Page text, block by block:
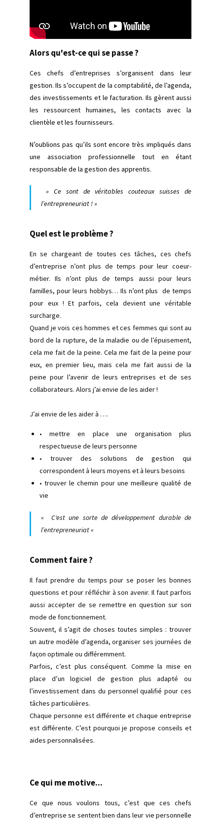
Alors qu'est-ce qui se passe ?
Ces chefs d’entreprises s’organisent dans leur
gestion. Ils s’occupent de la comptabilité, de l’agenda,
des investissements et le facturation. Ils gèrent aussi
les ressourcent humaines, les contacts avec la
clientèle et les fournisseurs.
N’oublions pas qu’ils sont encore très impliqués dans
une association professionnelle tout en étant
responsable de la gestion des apprentis.
» Ce sont de véritables couteaux suisses de
l’entrepreneuriat ! »
Quel est le problème ?
En se chargeant de toutes ces tâches, ces chefs
d’entreprise n’ont plus de temps pour leur coeur-
métier. Ils n’ont plus de temps aussi pour leurs
familles, pour leurs hobbys… Ils n’ont plus de temps
pour eux ! Et parfois, cela devient une véritable
surcharge.
Quand je vois ces hommes et ces femmes qui sont au
bord de la rupture, de la maladie ou de l’épuisement,
cela me fait de la peine. Cela me fait de la peine pour
eux, en premier lieu, mais cela me fait aussi de la
peine pour l’avenir de leurs entreprises et de ses
collaborateurs. Alors j’ai envie de les aider !
J’ai envie de les aider à ….
• mettre en place une organisation plus
respectueuse de leurs personne
• trouver des solutions de gestion qui
correspondent à leurs moyens et à leurs besoins
• trouver le chemin pour une meilleure qualité de
vie
« C‘est une sorte de développement durable de
l’entrepreneuriat «
Comment faire ?
Il faut prendre du temps pour se poser les bonnes
questions et pour réfléchir à son avenir. Il faut parfois
aussi accepter de se remettre en question sur son
mode de fonctionnement.
Souvent, il s’agit de choses toutes simples : trouver
un autre modèle d’agenda, organiser ses journées de
façon optimale ou différemment.
Parfois, c’est plus conséquent. Comme la mise en
place d’un logiciel de gestion plus adapté ou
l’investissement dans du personnel qualifié pour ces
tâches particulières.
Chaque personne est différente et chaque entreprise
est différente. C’est pourquoi je propose conseils et
aides personnalisées.
Ce qui me motive...
Ce que nous voulons tous, c’est que ces chefs
d’entreprise se sentent bien dans leur vie personnelle